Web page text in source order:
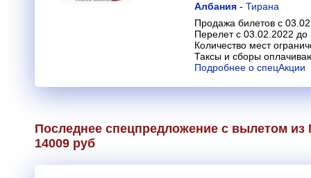
Албания - Тирана
Продажа билетов с
Перелет с 03.02.2022 до
Количество мест
Таксы и сборы
Подробнее о спецАкции
Последнее спецпредложение с вылетом
14009 руб